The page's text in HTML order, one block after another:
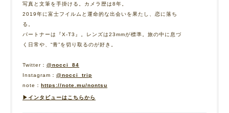
写真と文筆を手掛ける。カメラ歴は8年。
2019年に富士フイルムと運命的な出会いを果たし、恋に落ち
る。
パートナーは『X-T3』。レンズは23mmが標準。旅の中に息づ
く日常や、“青”を切り取るのが好き。
Twitter： @nocci_84
Instagram： @nocci_trip
note： https://note.mu/nontsu
▶︎インタビューはこちらから